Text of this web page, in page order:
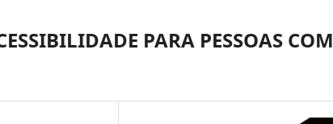
PARA PESSOAS COM